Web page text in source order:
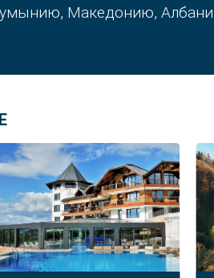
Македонию,